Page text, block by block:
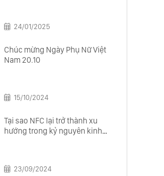
24/01/2025
Chúc mừng Ngày Phụ Nữ Việt
Nam 20.10
15/10/2024
Tại sao NFC lại trở thành xu
hướng trong kỷ nguyên kinh
23/09/2024